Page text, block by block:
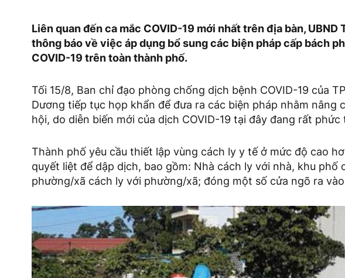
Liên quan đến ca mắc COVID-19 mới nhất trên địa bàn, UBND
thông báo về việc áp dụng bổ sung các biện pháp cấp bách
COVID-19 trên toàn thành phố.
Tối 15/8, Ban chỉ đạo phòng chống dịch bệnh COVID-19 của
Dương tiếp tục họp khẩn để đưa ra các biện pháp nhằm nâng
hội, do diễn biến mới của dịch COVID-19 tại đây đang rất phức
Thành phố yêu cầu thiết lập vùng cách ly y tế ở mức độ cao
quyết liệt để dập dịch, bao gồm: Nhà cách ly với nhà, khu phố
phường/xã cách ly với phường/xã; đóng một số cửa ngõ ra